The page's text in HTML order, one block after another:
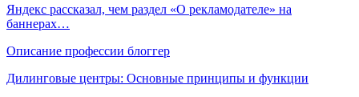
Яндекс рассказал, чем раздел «О рекламодателе» на
баннерах…
Описание профессии блоггер
Дилинговые центры: Основные принципы и функции